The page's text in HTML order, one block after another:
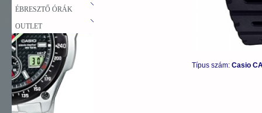
ÉBRESZTŐ ÓRÁK
OUTLET
Típus szám: Casio